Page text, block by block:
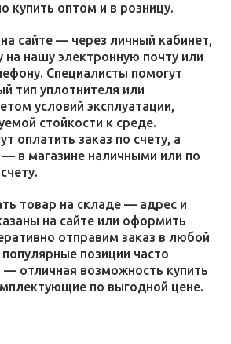
купить оптом и в розницу.
сайте — через личный кабинет,
на нашу электронную почту или
Специалисты помогут
тип уплотнителя или
условий эксплуатации,
стойкости к среде.
оплатить заказ по счету, а
— в магазине наличными или по
товар на складе — адрес и
на сайте или оформить
отправим заказ в любой
позиции часто
— отличная возможность купить
по выгодной цене.